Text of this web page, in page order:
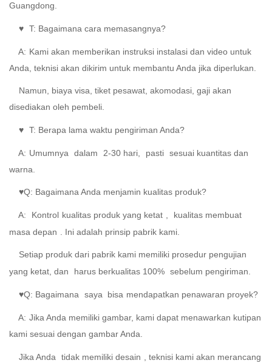
Guangdong.
♥ T: Bagaimana cara memasangnya?
A: Kami akan memberikan instruksi instalasi dan video untuk
Anda, teknisi akan dikirim untuk membantu Anda jika diperlukan.
Namun, biaya visa, tiket pesawat, akomodasi, gaji akan
disediakan oleh pembeli.
♥ T: Berapa lama waktu pengiriman Anda?
A: Umumnya dalam 2-30 hari, pasti sesuai kuantitas dan
warna.
♥Q: Bagaimana Anda menjamin kualitas produk?
A: Kontrol kualitas produk yang ketat ,
kualitas membuat
masa depan . Ini adalah prinsip pabrik kami.
Setiap produk dari pabrik kami memiliki prosedur pengujian
yang ketat, dan
harus berkualitas 100% sebelum pengiriman.
♥Q: Bagaimana saya bisa mendapatkan penawaran proyek?
A: Jika Anda memiliki gambar, kami dapat menawarkan kutipan
kami sesuai dengan gambar Anda.
Jika Anda tidak memiliki desain , teknisi kami akan merancang